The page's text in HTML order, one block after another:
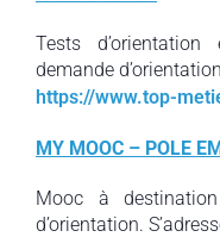
Tests
demande
https://www.top-
MY MOOC – POLE
Mooc à
d’orientation.